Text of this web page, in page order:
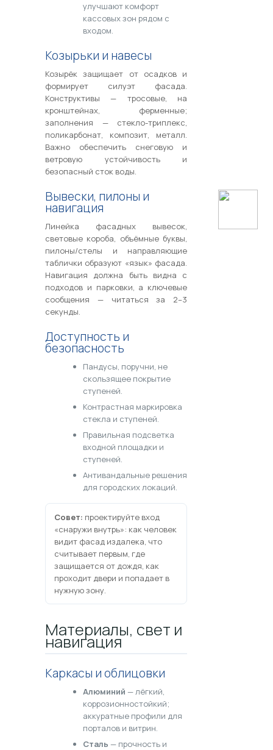
улучшают комфорт
кассовых зон рядом с
входом.
Козырьки и навесы
Козырёк защищает от осадков и
формирует силуэт фасада.
Конструктивы — тросовые, на
кронштейнах, ферменные;
заполнения — стекло-триплекс,
поликарбонат, композит, металл.
Важно обеспечить снеговую и
ветровую устойчивость и
безопасный сток воды.
Вывески, пилоны и
навигация
Линейка фасадных вывесок,
световые короба, объёмные буквы,
пилоны/стелы и направляющие
таблички образуют «язык» фасада.
Навигация должна быть видна с
подходов и парковки, а ключевые
сообщения — читаться за 2–3
секунды.
Доступность и
безопасность
Пандусы, поручни, не
скользящее покрытие
ступеней.
Контрастная маркировка
стекла и ступеней.
Правильная подсветка
входной площадки и
ступеней.
Антивандальные решения
для городских локаций.
Совет: проектируйте вход
«снаружи внутрь»: как человек
видит фасад издалека, что
считывает первым, где
защищается от дождя, как
проходит двери и попадает в
нужную зону.
Материалы, свет и
навигация
Каркасы и облицовки
Алюминий — лёгкий,
коррозионностойкий;
аккуратные профили для
порталов и витрин.
Сталь — прочность и